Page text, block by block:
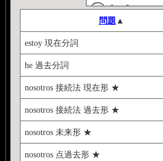
⓪ hab-er
① er 現分
② er 過
❸ er 現
❹ er 点過
⑤ er 線過
❻ er 未来
❼ er 過未
問題 ▲
estoy 現在分詞
he 過去分詞
nosotros 接続法 現在形 ★
nosotros 接続法 過去形 ★
nosotros 未来形 ★
nosotros 点過去形 ★